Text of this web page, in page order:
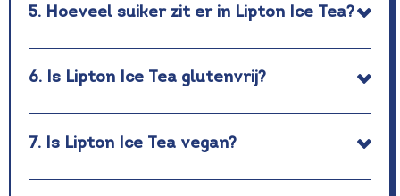
5. Hoeveel suiker zit er in Lipton Ice Tea?
6. Is Lipton Ice Tea glutenvrij?
7. Is Lipton Ice Tea vegan?